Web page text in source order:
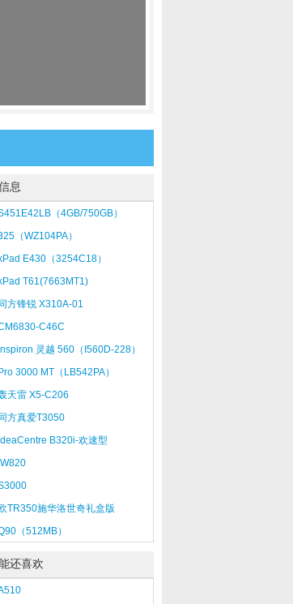
息
（4GB/750GB）
（WZ104PA）
E430（3254C18）
T61(7663MT1)
方锋锐 X310A-01
C46C
灵越 560（I560D-228）
3000 MT（LB542PA）
天雷 X5-C206
方真爱T3050
B320i-欢速型
TR350施华洛世奇礼盒版
（512MB）
还喜欢